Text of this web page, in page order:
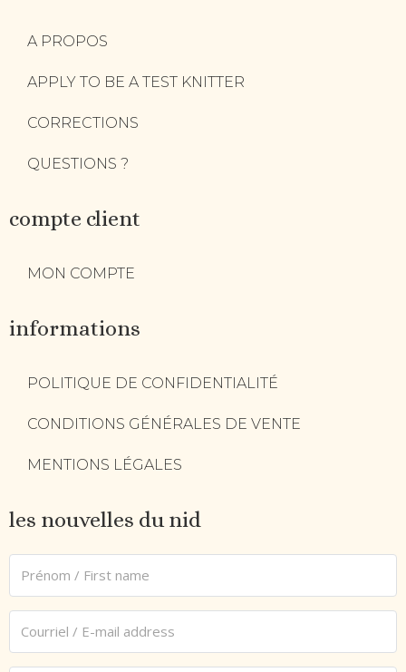
A PROPOS
APPLY TO BE A TEST KNITTER
CORRECTIONS
QUESTIONS ?
compte client
MON COMPTE
informations
POLITIQUE DE CONFIDENTIALITÉ
CONDITIONS GÉNÉRALES DE VENTE
MENTIONS LÉGALES
les nouvelles du nid